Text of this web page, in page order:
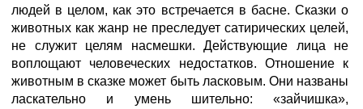
людей в целом, как это встречается в басне. Сказки о
животных как жанр не преследует сатирических целей,
не служит целям насмешки. Действующие лица не
воплощают человеческих недостатков. Отношение к
животным в сказке может быть ласковым. Они названы
ласкательно и умень шительно: «зайчишка»,